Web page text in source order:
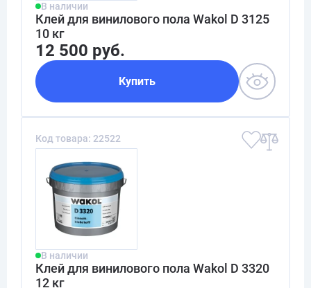
В наличии
Клей для винилового пола Wakol D 3125
10 кг
12 500 руб.
Купить
Код товара: 22522
В наличии
Клей для винилового пола Wakol D 3320
12 кг